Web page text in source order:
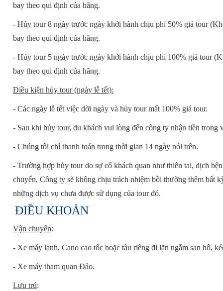
bay theo qui định của hãng.
- Hủy tour 8 ngày trước ngày khởi hành chịu phí 50% giá tour
bay theo qui định của hãng.
- Hủy tour 5 ngày trước ngày khởi hành chịu phí 100% giá tour
bay theo qui định của hãng.
Điều kiện hủy tour (ngày lễ tết):
- Các ngày lễ tết việc dời ngày và hủy tour mất 100% giá tour.
- Sau khi hủy tour, du khách vui lòng đến công ty nhận tiền trong
- Chúng tôi chỉ thanh toán trong thời gian 14 ngày nói trên.
- Trường hợp hủy tour do sự cố khách quan như thiên tai, dịch
chuyến, Công ty sẽ không chịu trách nhiệm bồi thường thêm bất
những dịch vụ chưa được sử dụng của tour đó.
ĐIỀU KHOẢN
Vận chuyển:
- Xe máy lạnh, Cano cao tốc hoặc tàu riêng đi lặn ngắm san hô,
- Xe máy tham quan Đảo.
Lưu trú: